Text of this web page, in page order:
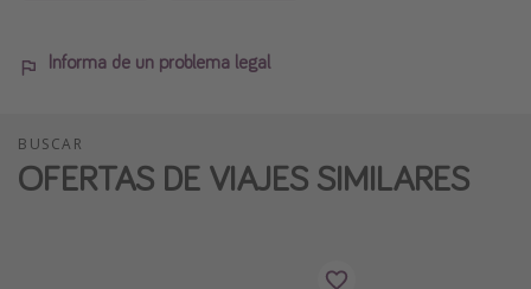
Informa de un problema legal
BUSCAR
OFERTAS DE VIAJES SIMILARES